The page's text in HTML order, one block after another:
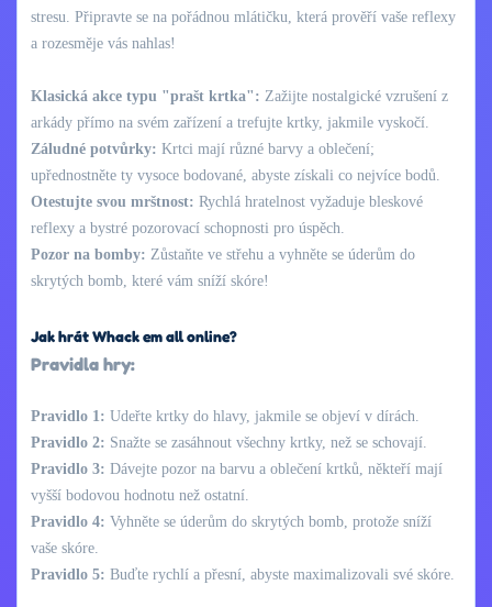
stresu. Připravte se na pořádnou mlátičku, která prověří vaše reflexy
a rozesměje vás nahlas!
Klasická akce typu "prašt krtka": Zažijte nostalgické vzrušení z
arkády přímo na svém zařízení a trefujte krtky, jakmile vyskočí.
Záludné potvůrky: Krtci mají různé barvy a oblečení;
upřednostněte ty vysoce bodované, abyste získali co nejvíce bodů.
Otestujte svou mrštnost: Rychlá hratelnost vyžaduje bleskové
reflexy a bystré pozorovací schopnosti pro úspěch.
Pozor na bomby: Zůstaňte ve střehu a vyhněte se úderům do
skrytých bomb, které vám sníží skóre!
Jak hrát Whack em all online?
Pravidla hry:
Pravidlo 1: Udeřte krtky do hlavy, jakmile se objeví v dírách.
Pravidlo 2: Snažte se zasáhnout všechny krtky, než se schovají.
Pravidlo 3: Dávejte pozor na barvu a oblečení krtků, někteří mají
vyšší bodovou hodnotu než ostatní.
Pravidlo 4: Vyhněte se úderům do skrytých bomb, protože sníží
vaše skóre.
Pravidlo 5: Buďte rychlí a přesní, abyste maximalizovali své skóre.